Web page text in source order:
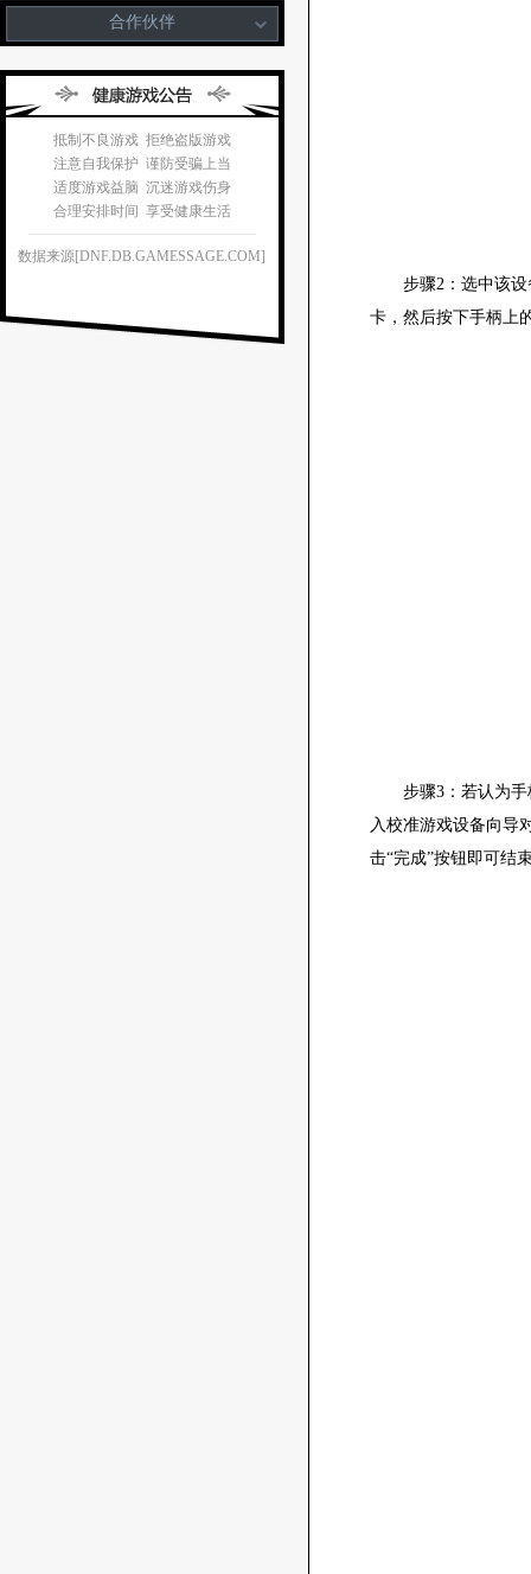
合作伙伴
抵制不良游戏 拒绝盗版游戏
注意自我保护 谨防受骗上当
适度游戏益脑 沉迷游戏伤身
合理安排时间 享受健康生活
数据来源[DNF.DB.GAMESSAGE.COM]
步骤2：选中该设备
卡，然后按下手柄上
步骤3：若认为手柄
入校准游戏设备向导
击“完成”按钮即可结